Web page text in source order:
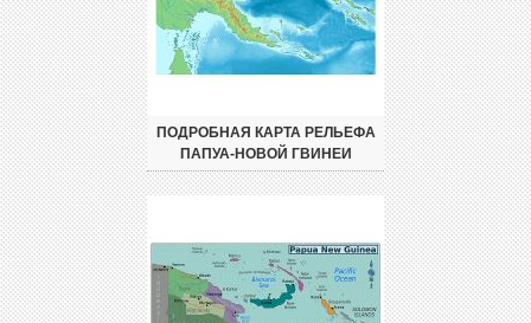
ПОДРОБНАЯ КАРТА РЕЛЬЕФА
ПАПУА-НОВОЙ ГВИНЕИ